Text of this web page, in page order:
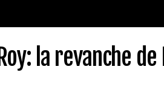
la revanche